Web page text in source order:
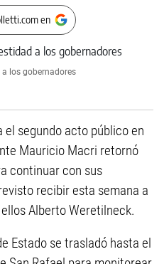
en
los gobernadores
el segundo acto público en
Mauricio Macri retornó
continuar con sus
recibir esta semana a
Alberto Weretilneck.
Estado se trasladó hasta el